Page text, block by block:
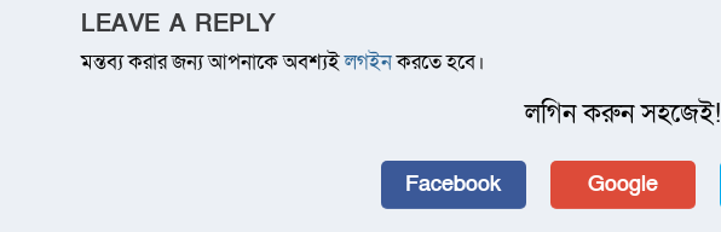
LEAVE A REPLY
মন্তব্য করার জন্য আপনাকে অবশ্যইলগইনকরতে হবে।
লগিন করুন সহজেই!
Facebook Google